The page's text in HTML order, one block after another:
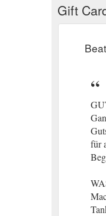
Gift
für